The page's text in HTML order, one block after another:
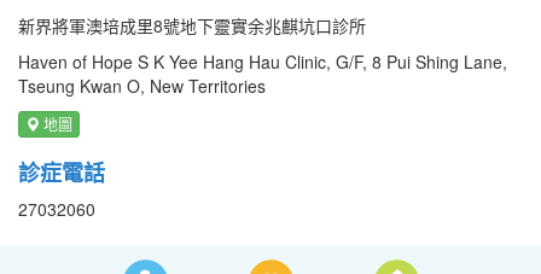
新界將軍澳培成里8號地下靈實余兆麒坑口診所
Haven of Hope S K Yee Hang Hau Clinic, G/F, 8 Pui Shing Lane,
Tseung Kwan O, New Territories
地圖
診症電話
27032060